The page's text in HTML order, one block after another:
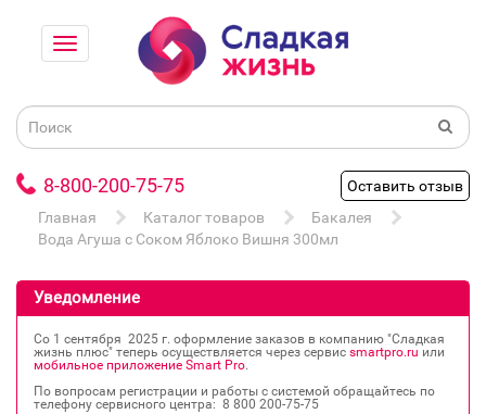
8-800-200-75-75
Оставить отзыв
Главная
Каталог товаров
Бакалея
Вода Агуша с Соком Яблоко Вишня 300мл
Уведомление
Со 1 сентября 2025 г. оформление заказов в компанию "Сладкая
жизнь плюс" теперь осуществляется через сервис smartpro.ru или
мобильное приложение Smart Pro.
По вопросам регистрации и работы с системой обращайтесь по
телефону сервисного центра: 8 800 200‐75‐75